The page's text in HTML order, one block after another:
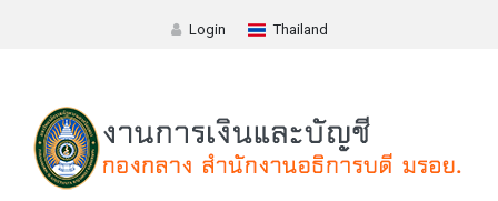
Login Thailand